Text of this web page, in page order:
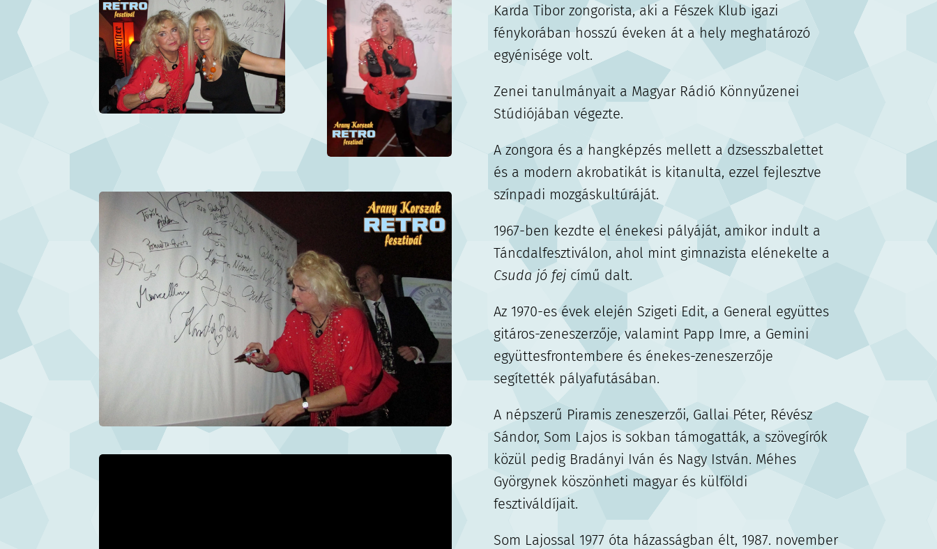
Karda Tibor zongorista, aki a Fészek Klub igazi
fénykorában hosszú éveken át a hely meghatározó
egyénisége volt.
Zenei tanulmányait a Magyar Rádió Könnyűzenei
Stúdiójában végezte.
A zongora és a hangképzés mellett a dzsesszbalettet
és a modern akrobatikát is kitanulta, ezzel fejlesztve
színpadi mozgáskultúráját.
1967-ben kezdte el énekesi pályáját, amikor indult a
Táncdalfesztiválon, ahol mint gimnazista elénekelte a
Csuda jó fejcímű dalt.
Az 1970-es évek elején Szigeti Edit, a General együttes
gitáros-zeneszerzője, valamint Papp Imre, a Gemini
együttesfrontembere és énekes-zeneszerzője
segítették pályafutásában.
A népszerű Piramis zeneszerzői, Gallai Péter, Révész
Sándor, Som Lajos is sokban támogatták, a szövegírók
közül pedig Bradányi Iván és Nagy István. Méhes
Györgynek köszönheti magyar és külföldi
fesztiváldíjait.
Som Lajossal 1977 óta házasságban élt, 1987. november